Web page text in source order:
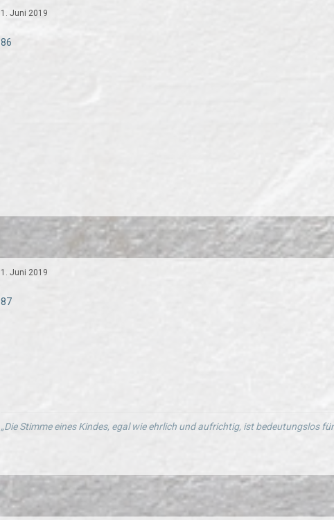
1. Juni 2019
86
1. Juni 2019
87
„Die Stimme eines Kindes, egal wie ehrlich und aufrichtig, ist bedeutungslos